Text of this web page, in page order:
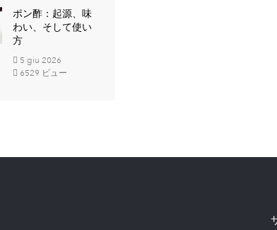
ポン酢：起源、味
わい、そして使い
方
5 giu 2026
6529 ビュー